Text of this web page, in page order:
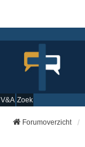
V&A Zoek
Forumoverzicht